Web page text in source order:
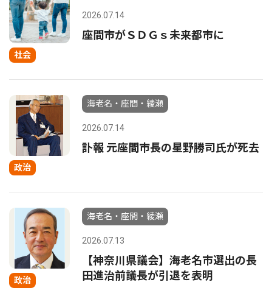
社会
2026.07.14
座間市がＳＤＧｓ未来都市に
政治
海老名・座間・綾瀬
2026.07.14
訃報 元座間市長の星野勝司氏が死去
政治
海老名・座間・綾瀬
2026.07.13
【神奈川県議会】海老名市選出の長
田進治前議長が引退を表明